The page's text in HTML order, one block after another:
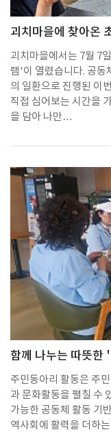
괴치마을에 찾아온
괴치마을에서는 7월 7
램'이 열렸습니다. 공동
의 일환으로 진행된 이
직접 심어보는 시간을
을 담아 나만…
함께 나누는 따뜻
주민동아리 활동은 주
과 문화활동을 펼칠 수
가능한 공동체 활동 기
역사회에 활력을 더하